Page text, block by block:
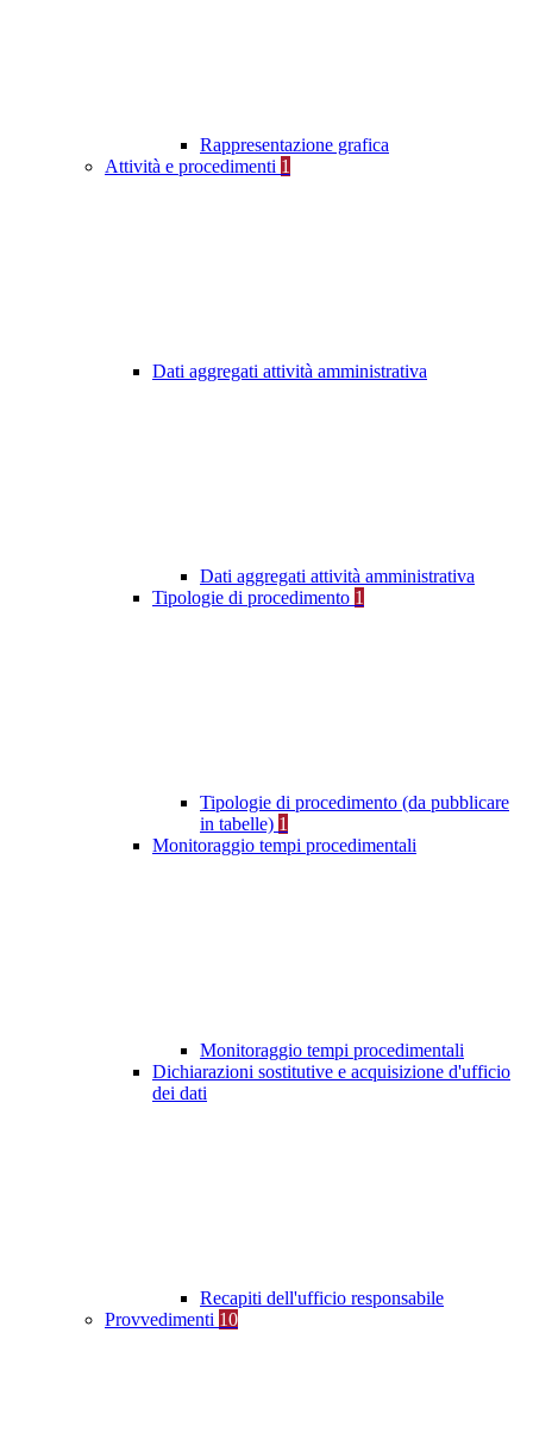
Rappresentazione grafica
Attività e procedimenti 1
Dati aggregati attività amministrativa
Dati aggregati attività amministrativa
Tipologie di procedimento 1
Tipologie di procedimento (da pubblicare
in tabelle) 1
Monitoraggio tempi procedimentali
Monitoraggio tempi procedimentali
Dichiarazioni sostitutive e acquisizione d'ufficio
dei dati
Recapiti dell'ufficio responsabile
Provvedimenti 10